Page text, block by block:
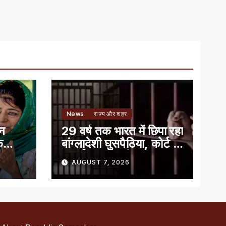
News राज्य और शहर
29 वर्ष तक भारत में छिपा रहा
बांग्लादेशी घुसपैठिया, कोर्ट ने
सुनाई 7 साल की सजा
AUGUST 7, 2026